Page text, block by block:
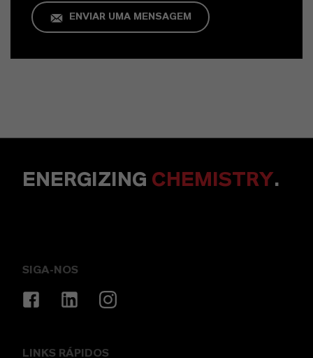
ENVIAR UMA MENSAGEM
ENERGIZING CHEMISTRY.
SIGA-NOS
LINKS RÁPIDOS